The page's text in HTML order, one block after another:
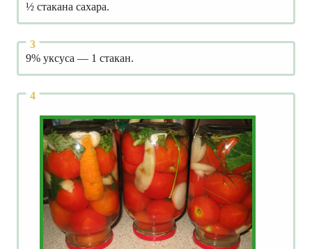
½ стакана сахара.
9% уксуса — 1 стакан.